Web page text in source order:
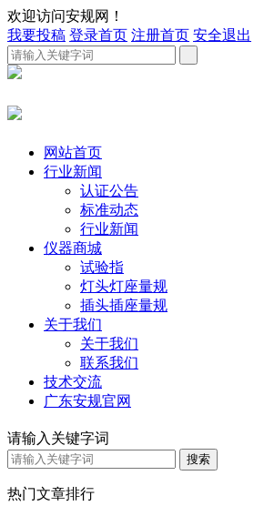
欢迎访问安规网！
我要投稿 登录首页 注册首页 安全退出
网站首页
行业新闻
认证公告
标准动态
行业新闻
仪器商城
试验指
灯头灯座量规
插头插座量规
关于我们
关于我们
联系我们
技术交流
广东安规官网
请输入关键字词
热门文章排行